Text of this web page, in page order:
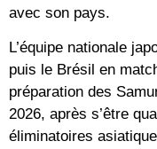
avec son pays.
L’équipe nationale
puis le Brésil en
préparation des
2026, après s’être
éliminatoires